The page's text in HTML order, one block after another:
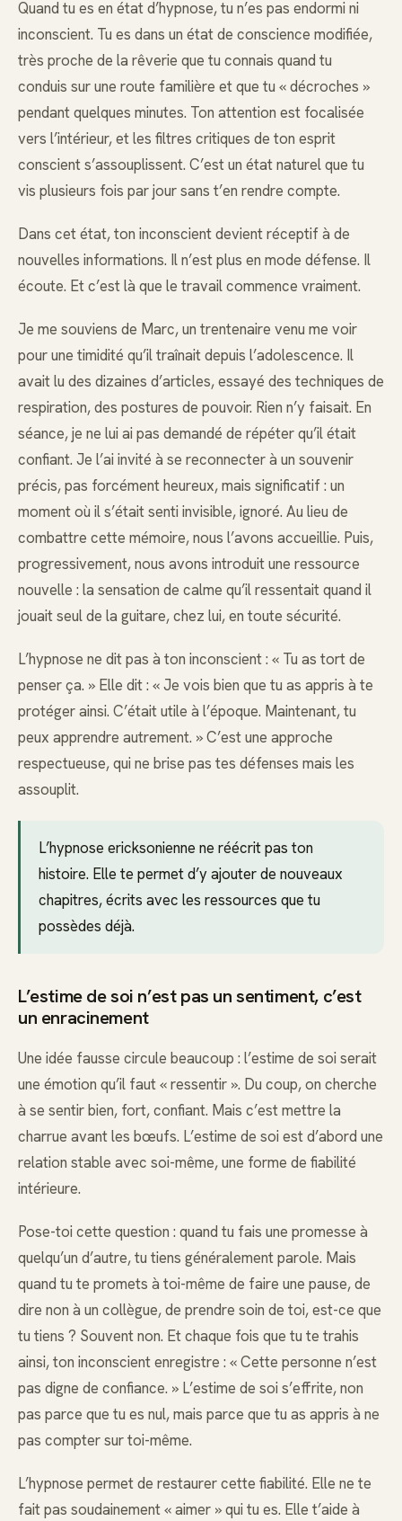
Quand tu es en état d’hypnose, tu n’es pas endormi ni
inconscient. Tu es dans un état de conscience modifiée,
très proche de la rêverie que tu connais quand tu
conduis sur une route familière et que tu « décroches »
pendant quelques minutes. Ton attention est focalisée
vers l’intérieur, et les filtres critiques de ton esprit
conscient s’assouplissent. C’est un état naturel que tu
vis plusieurs fois par jour sans t’en rendre compte.
Dans cet état, ton inconscient devient réceptif à de
nouvelles informations. Il n’est plus en mode défense. Il
écoute. Et c’est là que le travail commence vraiment.
Je me souviens de Marc, un trentenaire venu me voir
pour une timidité qu’il traînait depuis l’adolescence. Il
avait lu des dizaines d’articles, essayé des techniques de
respiration, des postures de pouvoir. Rien n’y faisait. En
séance, je ne lui ai pas demandé de répéter qu’il était
confiant. Je l’ai invité à se reconnecter à un souvenir
précis, pas forcément heureux, mais significatif : un
moment où il s’était senti invisible, ignoré. Au lieu de
combattre cette mémoire, nous l’avons accueillie. Puis,
progressivement, nous avons introduit une ressource
nouvelle : la sensation de calme qu’il ressentait quand il
jouait seul de la guitare, chez lui, en toute sécurité.
L’hypnose ne dit pas à ton inconscient : « Tu as tort de
penser ça. » Elle dit : « Je vois bien que tu as appris à te
protéger ainsi. C’était utile à l’époque. Maintenant, tu
peux apprendre autrement. » C’est une approche
respectueuse, qui ne brise pas tes défenses mais les
assouplit.
L’hypnose ericksonienne ne réécrit pas ton
histoire. Elle te permet d’y ajouter de nouveaux
chapitres, écrits avec les ressources que tu
possèdes déjà.
L’estime de soi n’est pas un sentiment, c’est
un enracinement
Une idée fausse circule beaucoup : l’estime de soi serait
une émotion qu’il faut « ressentir ». Du coup, on cherche
à se sentir bien, fort, confiant. Mais c’est mettre la
charrue avant les bœufs. L’estime de soi est d’abord une
relation stable avec soi-même, une forme de fiabilité
intérieure.
Pose-toi cette question : quand tu fais une promesse à
quelqu’un d’autre, tu tiens généralement parole. Mais
quand tu te promets à toi-même de faire une pause, de
dire non à un collègue, de prendre soin de toi, est-ce que
tu tiens ? Souvent non. Et chaque fois que tu te trahis
ainsi, ton inconscient enregistre : « Cette personne n’est
pas digne de confiance. » L’estime de soi s’effrite, non
pas parce que tu es nul, mais parce que tu as appris à ne
pas compter sur toi-même.
L’hypnose permet de restaurer cette fiabilité. Elle ne te
fait pas soudainement « aimer » qui tu es. Elle t’aide à